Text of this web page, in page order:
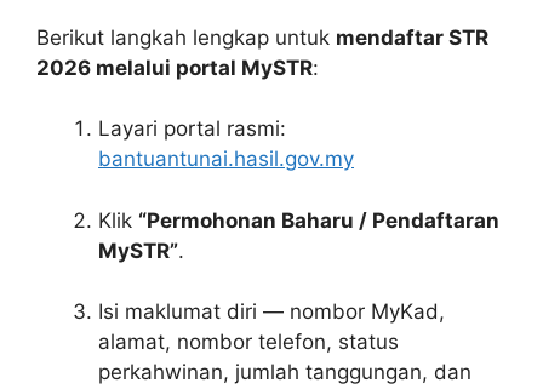
Berikut langkah lengkap untuk mendaftar STR
2026 melalui portal MySTR:
Layari portal rasmi:
bantuantunai.hasil.gov.my
Klik “Permohonan Baharu / Pendaftaran
MySTR”.
Isi maklumat diri — nombor MyKad,
alamat, nombor telefon, status
perkahwinan, jumlah tanggungan, dan